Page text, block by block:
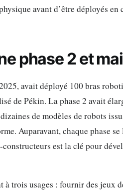
avant d’être déployés
phase 2 et
avait déployé 100 bras
de Pékin. La phase 2 avait
de modèles de robots
Auparavant, chaque phase
est la clé pour
à trois usages : fournir des jeux